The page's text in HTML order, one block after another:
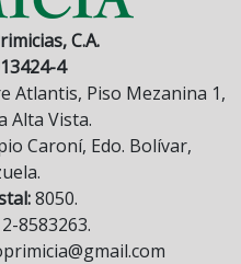
C.A.
4
Atlantis, Piso Mezanina 1,
Alta Vista.
Caroní, Edo. Bolívar,
8050.
8583263.